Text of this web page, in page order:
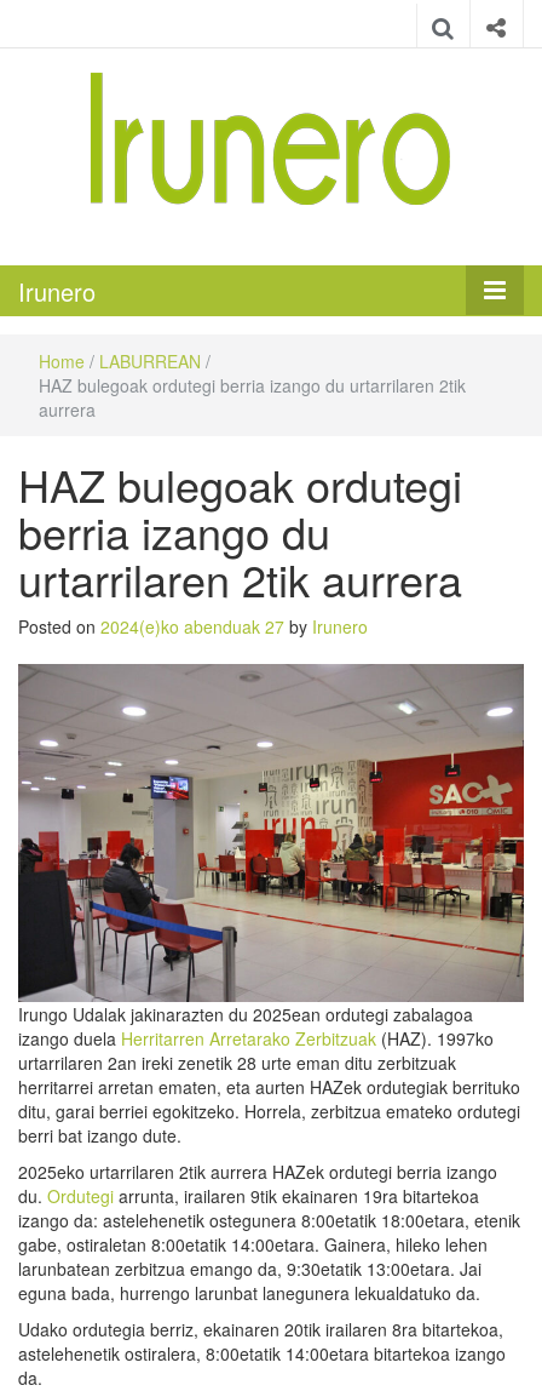
Irunero
Home / LABURREAN /
HAZ bulegoak ordutegi berria izango du urtarrilaren 2tik
aurrera
HAZ bulegoak ordutegi
berria izango du
urtarrilaren 2tik aurrera
Posted on 2024(e)ko abenduak 27 by Irunero
Irungo Udalak jakinarazten du 2025ean ordutegi zabalagoa
izango duela Herritarren Arretarako Zerbitzuak (HAZ). 1997ko
urtarrilaren 2an ireki zenetik 28 urte eman ditu zerbitzuak
herritarrei arretan ematen, eta aurten HAZek ordutegiak berrituko
ditu, garai berriei egokitzeko. Horrela, zerbitzua emateko ordutegi
berri bat izango dute.
2025eko urtarrilaren 2tik aurrera HAZek ordutegi berria izango
du. Ordutegi arrunta, irailaren 9tik ekainaren 19ra bitartekoa
izango da: astelehenetik ostegunera 8:00etatik 18:00etara, etenik
gabe, ostiraletan 8:00etatik 14:00etara. Gainera, hileko lehen
larunbatean zerbitzua emango da, 9:30etatik 13:00etara. Jai
eguna bada, hurrengo larunbat lanegunera lekualdatuko da.
Udako ordutegia berriz, ekainaren 20tik irailaren 8ra bitartekoa,
astelehenetik ostiralera, 8:00etatik 14:00etara bitartekoa izango
da.